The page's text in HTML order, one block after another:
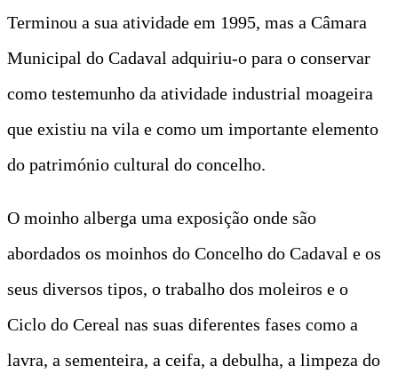
Terminou a sua atividade em 1995, mas a Câmara
Municipal do Cadaval adquiriu-o para o conservar
como testemunho da atividade industrial moageira
que existiu na vila e como um importante elemento
do património cultural do concelho.
O moinho alberga uma exposição onde são
abordados os moinhos do Concelho do Cadaval e os
seus diversos tipos, o trabalho dos moleiros e o
Ciclo do Cereal nas suas diferentes fases como a
lavra, a sementeira, a ceifa, a debulha, a limpeza do